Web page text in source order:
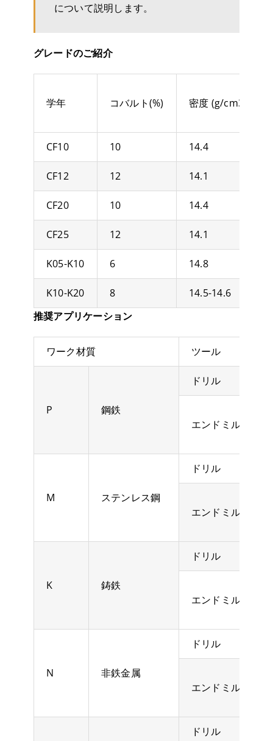
について説明します。
グレードのご紹介
学年 コバルト(%) 密度 (g/cm3)
CF10 10 14.4
CF12 12 14.1
CF20 10 14.4
CF25 12 14.1
K05-K10 6 14.8
K10-K20 8 14.5-14.6
推奨アプリケーション
ワーク材質 ツール
P 鋼鉄
ドリル
エンドミル
M ステンレス鋼
ドリル
エンドミル
K 鋳鉄
ドリル
エンドミル
N 非鉄金属
ドリル
エンドミル
ドリル